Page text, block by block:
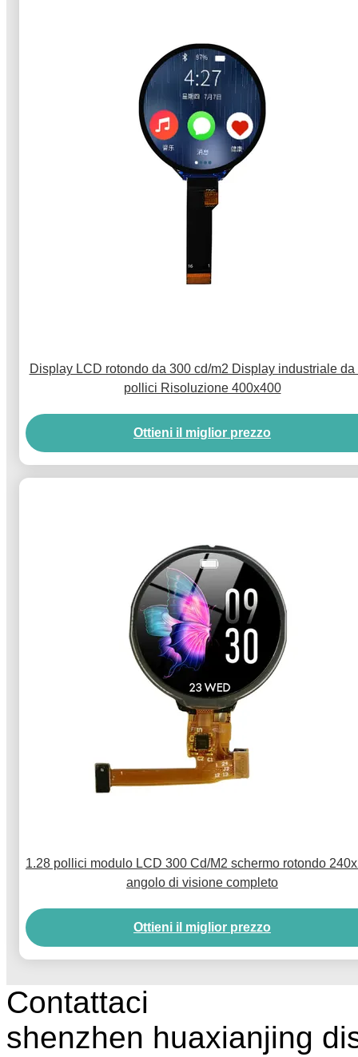
Display LCD rotondo da 300 cd/m2 Display industriale da
pollici Risoluzione 400x400
Ottieni il miglior prezzo
1.28 pollici modulo LCD 300 Cd/M2 schermo rotondo
angolo di visione completo
Ottieni il miglior prezzo
Contattaci
shenzhen huaxianjing